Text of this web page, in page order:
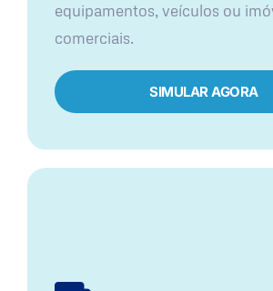
equipamentos, veículos ou
comerciais.
SIMULAR AGORA